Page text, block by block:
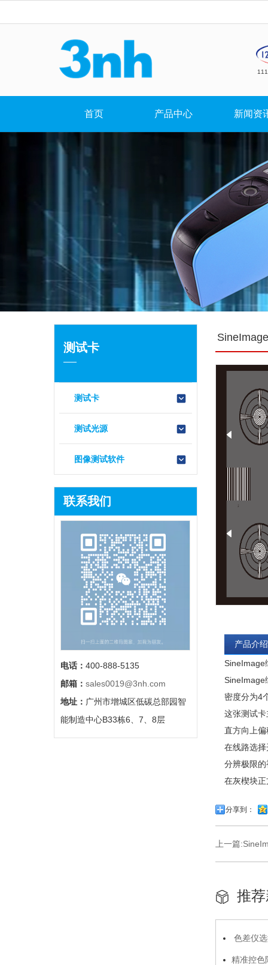
首页 产品中心 新闻资
测试卡
测试卡
测试光源
图像测试软件
联系我们
电话： 400-888-5135
邮箱： sales0019@3nh.com
地址： 广州市增城区低碳总部园智
能制造中心B33栋6、7、8层
产品介绍
SineImage
SineImage
密度分为4
这张测试
直方向上
在线路选
分辨极限
在灰楔块
分享到：
上一篇:
推
色差仪
精准控色